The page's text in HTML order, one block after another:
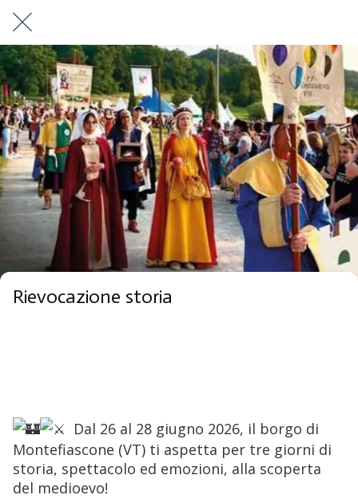
Rievocazione storia
Dal 26 al 28 giugno 2026, il borgo di
Montefiascone (VT) ti aspetta per tre giorni di
storia, spettacolo ed emozioni, alla scoperta
del medioevo!